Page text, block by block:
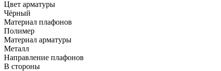
Цвет арматуры
Чёрный
Материал плафонов
Полимер
Материал арматуры
Металл
Направление плафонов
В стороны